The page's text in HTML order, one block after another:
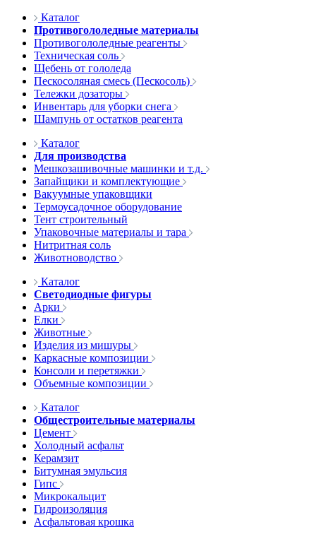
Каталог
Противогололедные материалы
Противогололедные реагенты
Техническая соль
Щебень от гололеда
Пескосоляная смесь (Пескосоль)
Тележки дозаторы
Инвентарь для уборки снега
Шампунь от остатков реагента
Каталог
Для производства
Мешкозашивочные машинки и т.д.
Запайщики и комплектующие
Вакуумные упаковщики
Термоусадочное оборудование
Тент строительный
Упаковочные материалы и тара
Нитритная соль
Животноводство
Каталог
Светодиодные фигуры
Арки
Елки
Животные
Изделия из мишуры
Каркасные композиции
Консоли и перетяжки
Объемные композиции
Каталог
Общестроительные материалы
Цемент
Холодный асфальт
Керамзит
Битумная эмульсия
Гипс
Микрокальцит
Гидроизоляция
Асфальтовая крошка